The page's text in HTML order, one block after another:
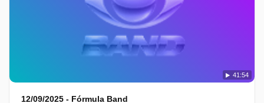
41:54
12/09/2025 - Fórmula Band